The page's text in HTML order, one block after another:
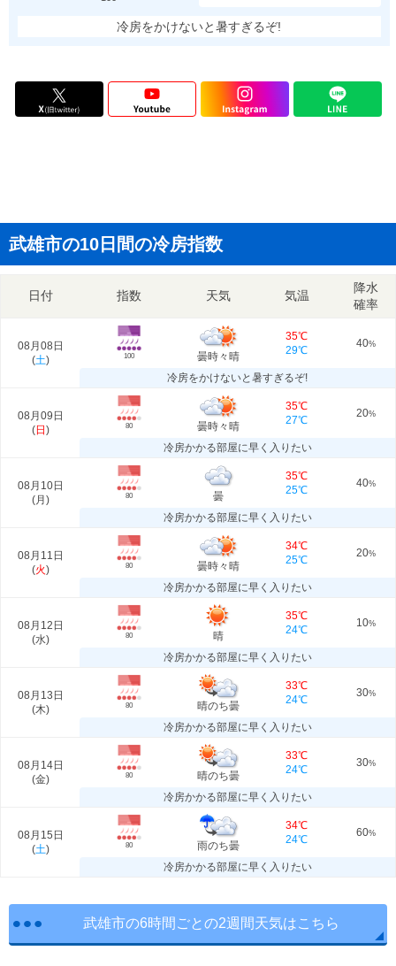
冷房をかけないと暑すぎるぞ!
武雄市の10日間の冷房指数
日付 指数 天気 気温
降水
確率
08月08日
(土) 100 曇時々晴
35℃
29℃
40%
冷房をかけないと暑すぎるぞ!
08月09日
(日 ) 80 曇時々晴
35℃
27℃
20%
冷房かかる部屋に早く入りたい
08月10日
(月 ) 80 曇
35℃
25℃
40%
冷房かかる部屋に早く入りたい
08月11日
(火) 80 曇時々晴
34℃
25℃
20%
冷房かかる部屋に早く入りたい
08月12日
(水) 80 晴
35℃
24℃
10%
冷房かかる部屋に早く入りたい
08月13日
(木) 80 晴のち曇
33℃
24℃
30%
冷房かかる部屋に早く入りたい
08月14日
(金) 80 晴のち曇
33℃
24℃
30%
冷房かかる部屋に早く入りたい
08月15日
(土) 80 雨のち曇
34℃
24℃
60%
冷房かかる部屋に早く入りたい
武雄市の6時間ごとの2週間天気はこちら